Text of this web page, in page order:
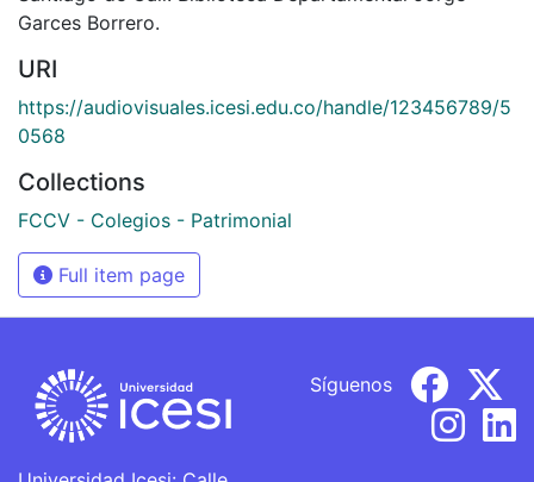
Garces Borrero.
URI
https://audiovisuales.icesi.edu.co/handle/123456789/5
0568
Collections
FCCV - Colegios - Patrimonial
Full item page
Síguenos